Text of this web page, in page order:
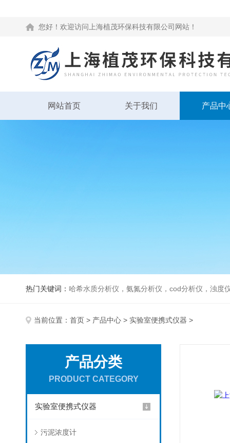
您好！欢迎访问上海植茂环保科技有限公司网站！
网站首页 关于我们 产品中
热门关键词： 哈希水质分析仪，氨氮分析仪，cod分析仪，浊度
当前位置： 首页 > 产品中心 > 实验室便携式仪器 >
产品分类
PRODUCT CATEGORY
实验室便携式仪器
污泥浓度计